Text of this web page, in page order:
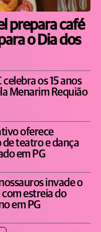
prepara café
o Dia dos
celebra os 15 anos
Menarim Requião
oferece
teatro e dança
em PG
invade o
com estreia do
em PG